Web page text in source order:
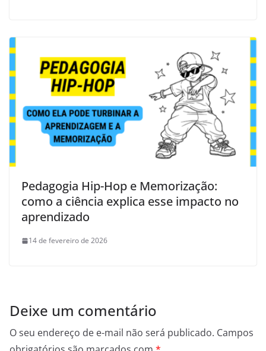
Pedagogia Hip-Hop e Memorização:
como a ciência explica esse impacto no
aprendizado
14 de fevereiro de 2026
Deixe um comentário
O seu endereço de e-mail não será publicado. Campos